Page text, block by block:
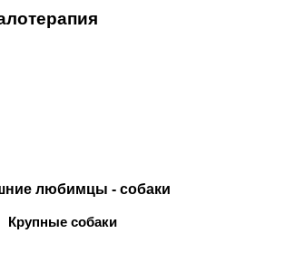
любимцы - собаки
Крупные собаки